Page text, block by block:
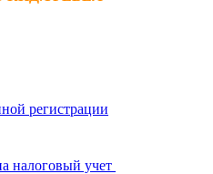
регистрации
налоговый учет